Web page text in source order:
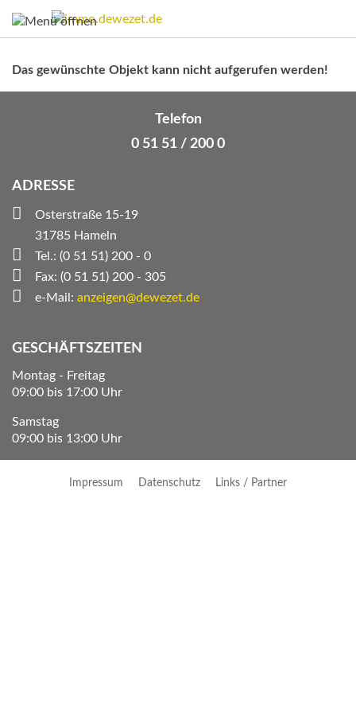
Das gewünschte Objekt kann nicht aufgerufen werden!
Telefon
0 51 51 / 200 0
ADRESSE
Osterstraße 15-19
31785 Hameln
Tel.: (0 51 51) 200 - 0
Fax: (0 51 51) 200 - 305
e-Mail: anzeigen@dewezet.de
GESCHÄFTSZEITEN
Montag - Freitag
09:00 bis 17:00 Uhr
Samstag
09:00 bis 13:00 Uhr
Impressum Datenschutz Links / Partner